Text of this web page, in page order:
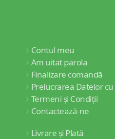
Contul meu
Am uitat parola
Finalizare comandă
Prelucrarea Datelor
Termeni și Condiții
Contactează-ne
Livrare și Plată